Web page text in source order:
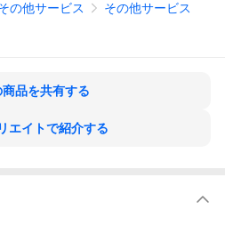
込みをご希望の場合は複数商品と
クル券をご注文いただき、必ず当
液晶テレビまたはプラズマテレビ1
がご注文テレビのお届け先と同じ場
ます。
商品回収便の手配をする為、通常
の他サービス その他サービス
商品を共有する
エイトで紹介する